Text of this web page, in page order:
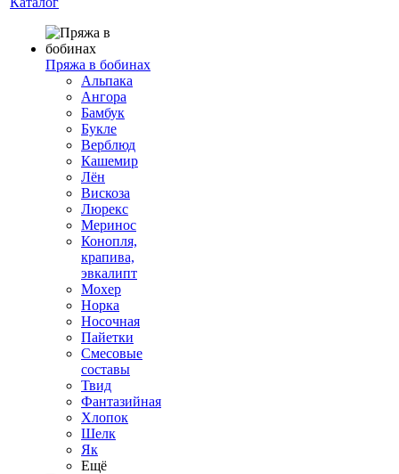
Пряжа в бобинах
Альпака
Ангора
Бамбук
Букле
Верблюд
Кашемир
Лён
Вискоза
Люрекс
Меринос
Конопля,
крапива,
эвкалипт
Мохер
Норка
Носочная
Пайетки
Смесовые
составы
Твид
Фантазийная
Хлопок
Шелк
Як
Ещё